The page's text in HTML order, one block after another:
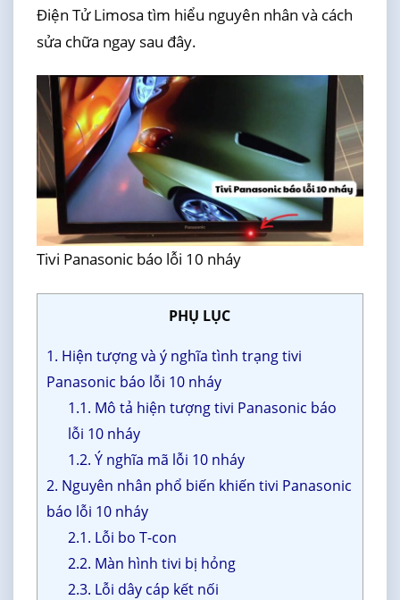
Điện Tử Limosa tìm hiểu nguyên nhân và cách
sửa chữa ngay sau đây.
Tivi Panasonic báo lỗi 10 nháy
PHỤ LỤC
1. Hiện tượng và ý nghĩa tình trạng tivi
Panasonic báo lỗi 10 nháy
1.1. Mô tả hiện tượng tivi Panasonic báo
lỗi 10 nháy
1.2. Ý nghĩa mã lỗi 10 nháy
2. Nguyên nhân phổ biến khiến tivi Panasonic
báo lỗi 10 nháy
2.1. Lỗi bo T-con
2.2. Màn hình tivi bị hỏng
2.3. Lỗi dây cáp kết nối